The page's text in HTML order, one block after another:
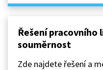
Řešení pracovního
souměrnost
Zde najdete řešení a